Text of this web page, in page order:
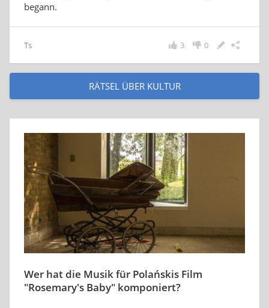
begann.
Ts 0
3
RÄTSEL ÜBER KULTUR
Wer hat die Musik für Polańskis Film
"Rosemary's Baby" komponiert?